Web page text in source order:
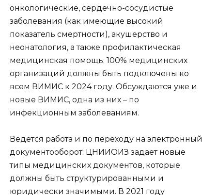
онкологические, сердечно-сосудистые
заболевания (как имеющие высокий
показатель смертности), акушерство и
неонатология, а также профилактическая
медицинская помощь. 100% медицинских
организаций должны быть подключены ко
всем ВИМИС к 2024 году. Обсуждаются уже и
новые ВИМИС, одна из них – по
инфекционным заболеваниям.
Ведется работа и по переходу на электронный
документооборот: ЦНИИОИЗ задает новые
типы медицинских документов, которые
должны быть структурированными и
юридически значимыми. В 2021 году